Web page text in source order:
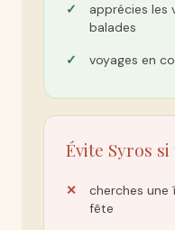
apprécies les
balades
voyages en
Évite Syros
cherches une
fête